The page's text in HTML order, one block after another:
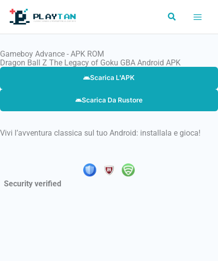
contenuto
Cerca
Gameboy Advance - APK ROM
Dragon Ball Z The Legacy of Goku GBA Android APK
Scarica L'APK
Scarica Da Rustore
Vivi l’avventura classica sul tuo Android: installala e gioca!
Security verified